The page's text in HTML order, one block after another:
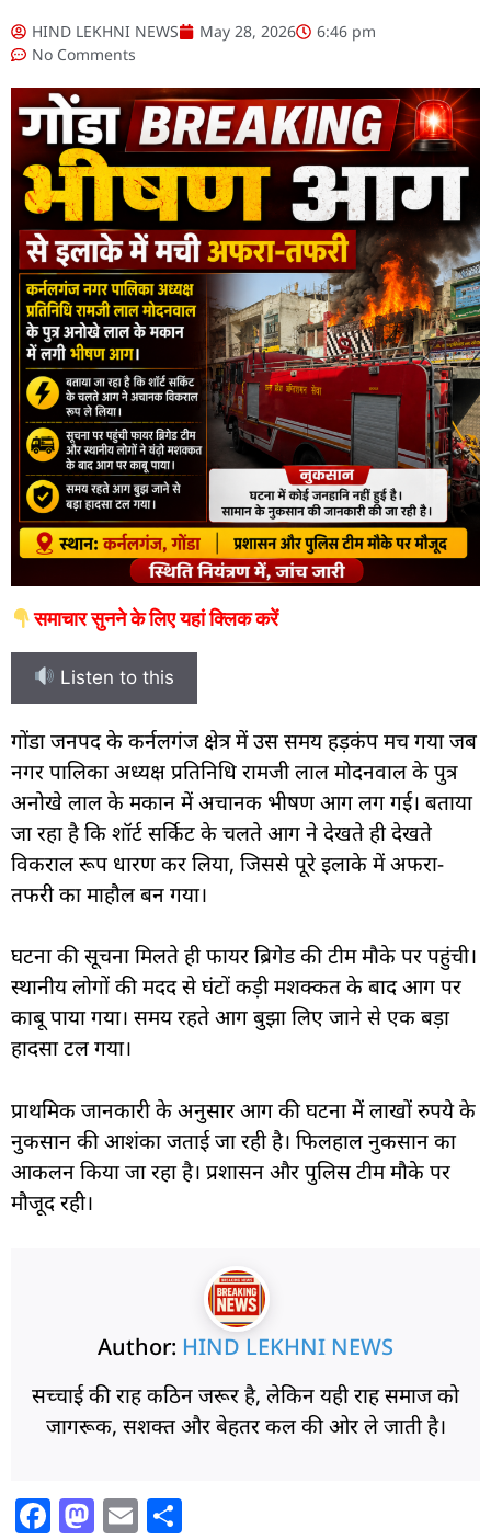
HIND LEKHNI NEWS May 28, 2026
6:46 pm
No Comments
समाचार सुनने के लिए यहां क्लिक करें
Listen to this
गोंडा जनपद के कर्नलगंज क्षेत्र में उस समय हड़कंप मच गया जब
नगर पालिका अध्यक्ष प्रतिनिधि रामजी लाल मोदनवाल के पुत्र
अनोखे लाल के मकान में अचानक भीषण आग लग गई। बताया
जा रहा है कि शॉर्ट सर्किट के चलते आग ने देखते ही देखते
विकराल रूप धारण कर लिया, जिससे पूरे इलाके में अफरा-
तफरी का माहौल बन गया।
घटना की सूचना मिलते ही फायर ब्रिगेड की टीम मौके पर पहुंची।
स्थानीय लोगों की मदद से घंटों कड़ी मशक्कत के बाद आग पर
काबू पाया गया। समय रहते आग बुझा लिए जाने से एक बड़ा
हादसा टल गया।
प्राथमिक जानकारी के अनुसार आग की घटना में लाखों रुपये के
नुकसान की आशंका जताई जा रही है। फिलहाल नुकसान का
आकलन किया जा रहा है। प्रशासन और पुलिस टीम मौके पर
मौजूद रही।
Author: HIND LEKHNI NEWS
सच्चाई की राह कठिन जरूर है, लेकिन यही राह समाज को
जागरूक, सशक्त और बेहतर कल की ओर ले जाती है।
F M E